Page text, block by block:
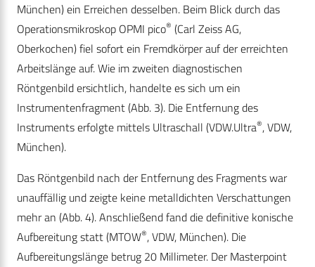
München) ein Erreichen desselben. Beim Blick durch das
Operationsmikroskop OPMI pico® (Carl Zeiss AG,
Oberkochen) fiel sofort ein Fremdkörper auf der erreichten
Arbeitslänge auf. Wie im zweiten diagnostischen
Röntgenbild ersichtlich, handelte es sich um ein
Instrumentenfragment (Abb. 3). Die Entfernung des
Instruments erfolgte mittels Ultraschall (VDW.Ultra®, VDW,
München).
Das Röntgenbild nach der Entfernung des Fragments war
unauffällig und zeigte keine metalldichten Verschattungen
mehr an (Abb. 4). Anschließend fand die definitive konische
Aufbereitung statt (MTOW®, VDW, München). Die
Aufbereitungslänge betrug 20 Millimeter. Der Masterpoint